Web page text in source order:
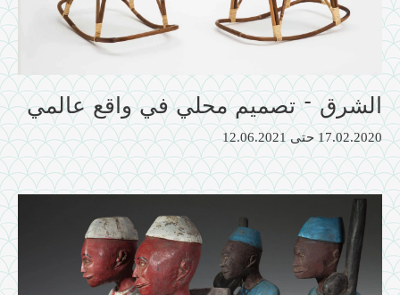
الشرق – تصميم محلي في واقع عالمي
17.02.2020حتى12.06.2021